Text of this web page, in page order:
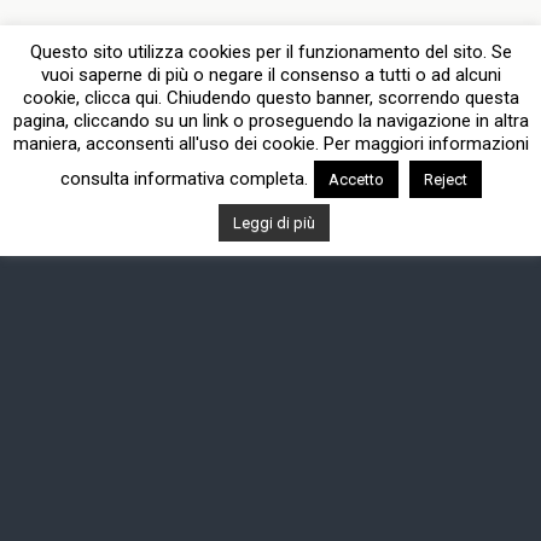
Questo sito utilizza cookies per il funzionamento del sito. Se
vuoi saperne di più o negare il consenso a tutti o ad alcuni
cookie, clicca qui. Chiudendo questo banner, scorrendo questa
pagina, cliccando su un link o proseguendo la navigazione in altra
maniera, acconsenti all'uso dei cookie. Per maggiori informazioni
consulta informativa completa.
Accetto Reject
Leggi di più